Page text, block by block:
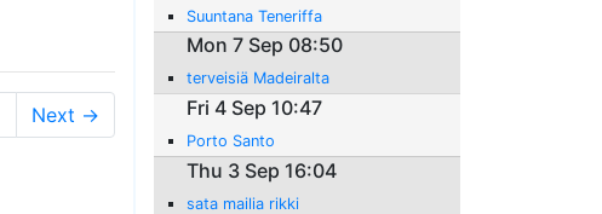
Next →
Suuntana Teneriffa
Mon 7 Sep 08:50
terveisiä Madeiralta
Fri 4 Sep 10:47
Porto Santo
Thu 3 Sep 16:04
sata mailia rikki